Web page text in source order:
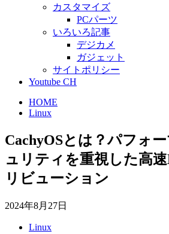
カスタマイズ
PCパーツ
いろいろ記事
デジカメ
ガジェット
サイトポリシー
Youtube CH
HOME
Linux
CachyOSとは？パフォ
ュリティを重視した高
リビューション
2024年8月27日
Linux